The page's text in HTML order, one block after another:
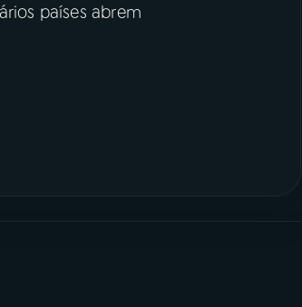
países abrem